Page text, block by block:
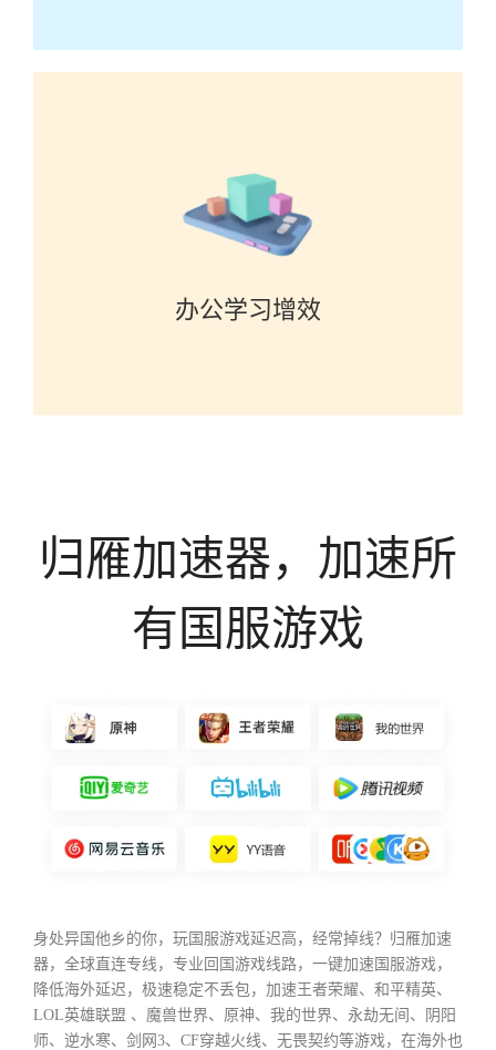
办公学习增效
归雁加速器，加速所
有国服游戏
身处异国他乡的你，玩国服游戏延迟高，经常掉线？归雁加速
器，全球直连专线，专业回国游戏线路，一键加速国服游戏，
降低海外延迟，极速稳定不丢包，加速王者荣耀、和平精英、
LOL英雄联盟 、魔兽世界、原神、我的世界、永劫无间、阴阳
师、逆水寒、剑网3、CF穿越火线、无畏契约等游戏，在海外也